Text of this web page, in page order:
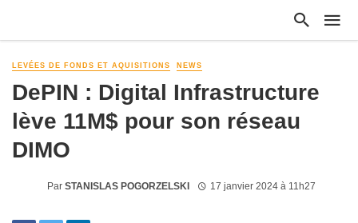
LEVÉES DE FONDS ET AQUISITIONS NEWS
DePIN : Digital Infrastructure
lève 11M$ pour son réseau
DIMO
Par STANISLAS POGORZELSKI 17 janvier 2024 à 11h27